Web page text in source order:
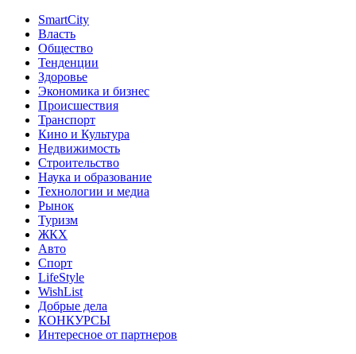
SmartCity
Власть
Общество
Тенденции
Здоровье
Экономика и бизнес
Происшествия
Транспорт
Кино и Культура
Недвижимость
Строительство
Наука и образование
Технологии и медиа
Рынок
Туризм
ЖКХ
Авто
Спорт
LifeStyle
WishList
Добрые дела
КОНКУРСЫ
Интересное от партнеров